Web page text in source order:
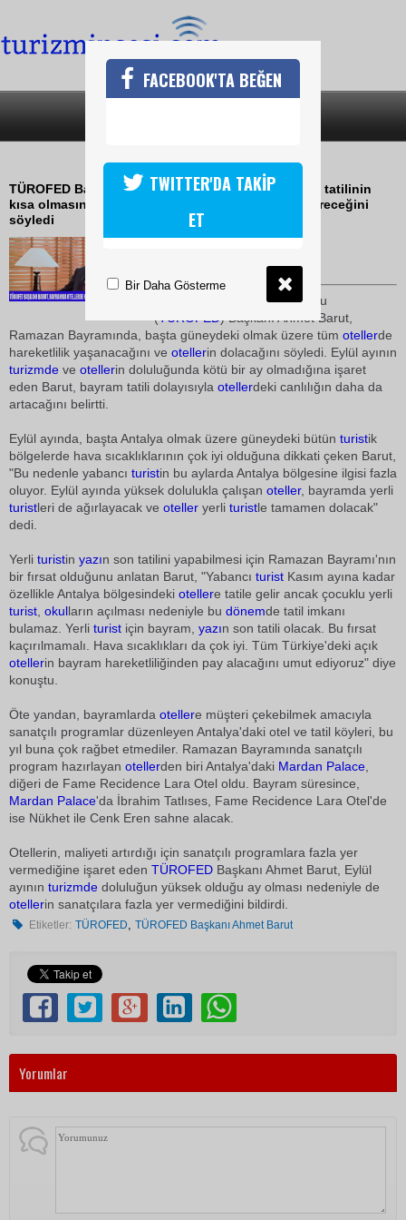
TURİZMCİ BAYRAMDAN UMUTLU
TÜROFED Başkanı Ahmet Barut, Ramazan Bayramı tatilinin
kısa olmasına rağmen, insanların bunu değerlendireceğini
söyledi
Türkiye Otelciler Federasyonu
(TÜROFED) Başkanı Ahmet Barut,
Ramazan Bayramında, başta güneydeki olmak üzere tüm otellerde
hareketlilik yaşanacağını ve otellerin dolacağını söyledi. Eylül ayının
turizmde ve otellerin doluluğunda kötü bir ay olmadığına işaret
eden Barut, bayram tatili dolayısıyla otellerdeki canlılığın daha da
artacağını belirtti.
Eylül ayında, başta Antalya olmak üzere güneydeki bütün turistik
bölgelerde hava sıcaklıklarının çok iyi olduğuna dikkati çeken Barut,
"Bu nedenle yabancı turistin bu aylarda Antalya bölgesine ilgisi fazla
oluyor. Eylül ayında yüksek dolulukla çalışan oteller, bayramda yerli
turistleri de ağırlayacak ve oteller yerli turistle tamamen dolacak"
dedi.
Yerli turistin yazın son tatilini yapabilmesi için Ramazan Bayramı'nın
bir fırsat olduğunu anlatan Barut, "Yabancı turist Kasım ayına kadar
özellikle Antalya bölgesindeki otellere tatile gelir ancak çocuklu yerli
turist okulların açılması nedeniyle bu dönemde tatil imkanı
bulamaz. Yerli turist için bayram, yazın son tatili olacak. Bu fırsat
kaçırılmamalı. Hava sıcaklıkları da çok iyi. Tüm Türkiye'deki açık
otellerin bayram hareketliliğinden pay alacağını umut ediyoruz" diye
konuştu.
Öte yandan, bayramlarda otellere müşteri çekebilmek amacıyla
sanatçılı programlar düzenleyen Antalya'daki otel ve tatil köyleri, bu
yıl buna çok rağbet etmediler. Ramazan Bayramında sanatçılı
program hazırlayan otellerden biri Antalya'daki Mardan Palace
diğeri de Fame Recidence Lara Otel oldu. Bayram süresince,
Mardan Palace'da İbrahim Tatlıses, Fame Recidence Lara Otel'de
ise Nükhet ile Cenk Eren sahne alacak.
Otellerin, maliyeti artırdığı için sanatçılı programlara fazla yer
vermediğine işaret eden TÜROFED Başkanı Ahmet Barut, Eylül
ayının turizmde doluluğun yüksek olduğu ay olması nedeniyle de
otellerin sanatçılara fazla yer vermediğini bildirdi.
Etiketler: TÜROFED,TÜROFED Başkanı Ahmet Barut
Yorumlar
FACEBOOK'TA BEĞEN
TWITTER'DA TAKİP
ET
Bir Daha Gösterme